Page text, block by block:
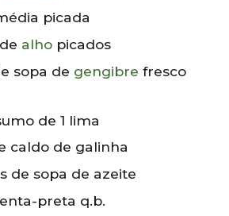
picada
alhopicados
sopa de gengibre fresco
de 1 lima
caldo de galinha
de sopa de azeite
preta q.b.